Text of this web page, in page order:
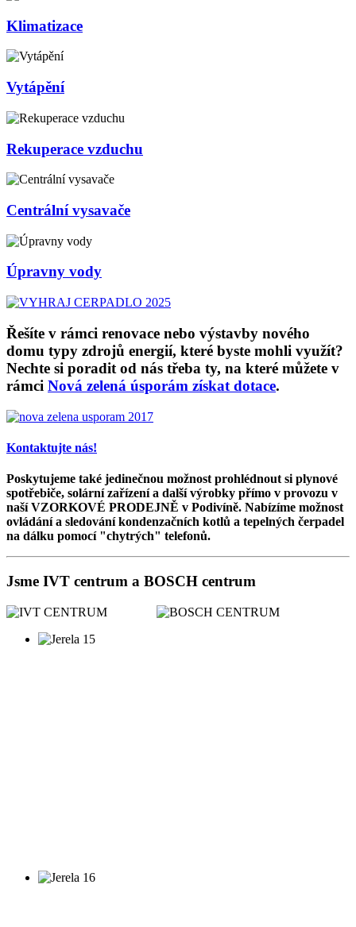
Klimatizace
Vytápění
Rekuperace vzduchu
Centrální vysavače
Úpravny vody
Řešíte v rámci renovace nebo výstavby nového
domu typy zdrojů energií, které byste mohli využít?
Nechte si poradit od nás třeba ty, na které můžete v
rámci Nová zelená úsporám získat dotace.
Kontaktujte nás!
Poskytujeme také jedinečnou možnost prohlédnout si plynové
spotřebiče, solární zařízení a další výrobky přímo v provozu v
naší VZORKOVÉ PRODEJNĚ v Podivíně. Nabízíme možnost
ovládání a sledování kondenzačních kotlů a tepelných čerpadel
na dálku pomocí "chytrých" telefonů.
Jsme IVT centrum a BOSCH centrum